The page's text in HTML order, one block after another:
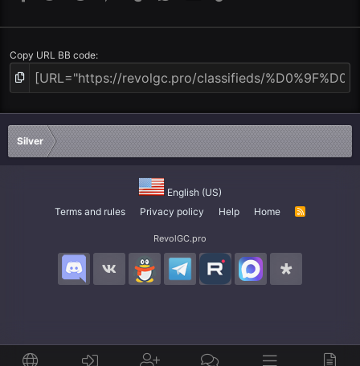
Copy URL BB code
Silver
English (US)
Terms and rules
Privacy policy Help Home
R
RevolGC.pro